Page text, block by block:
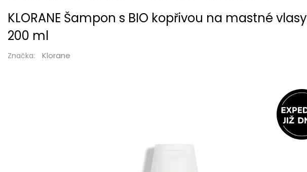
KLORANE Šampon s BIO kopřivou na mastné vlasy
200 ml
Značka: Klorane